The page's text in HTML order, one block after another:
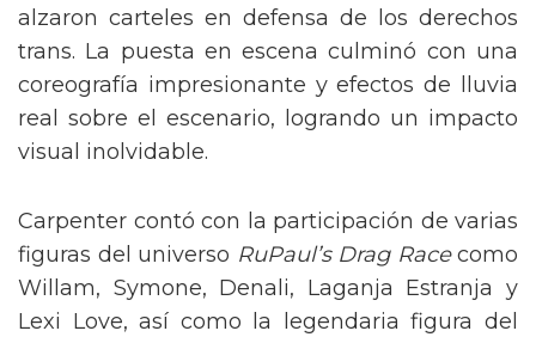
alzaron carteles en defensa de los derechos
trans. La puesta en escena culminó con una
coreografía impresionante y efectos de lluvia
real sobre el escenario, logrando un impacto
visual inolvidable.
Carpenter contó con la participación de varias
figuras del universo RuPaul’s Drag Racecomo
Willam, Symone, Denali, Laganja Estranja y
Lexi Love, así como la legendaria figura del